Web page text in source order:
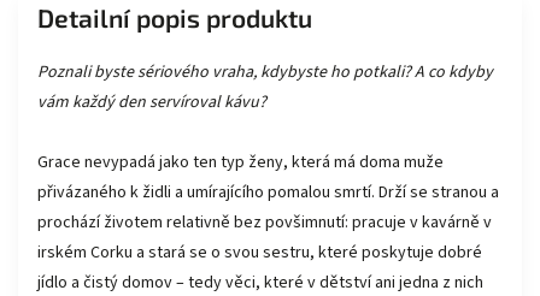
Detailní popis produktu
Poznali byste sériového vraha, kdybyste ho potkali? A co kdyby
vám každý den servíroval kávu?
Grace nevypadá jako ten typ ženy, která má doma muže
přivázaného k židli a umírajícího pomalou smrtí. Drží se stranou a
prochází životem relativně bez povšimnutí: pracuje v kavárně v
irském Corku a stará se o svou sestru, které poskytuje dobré
jídlo a čistý domov – tedy věci, které v dětství ani jedna z nich